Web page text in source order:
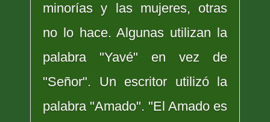
minorías y las mujeres, otras
no lo hace. Algunas utilizan la
palabra "Yavé" en vez de
"Señor". Un escritor utilizó la
palabra "Amado". "El Amado es